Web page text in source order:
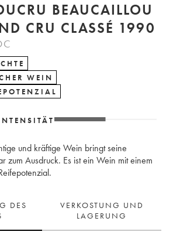
BEAUCAILLOU
CRU CLASSÉ 1990
WEIN
und kräftige Wein bringt seine
zum Ausdruck. Es ist ein Wein mit einem
DES
VERKOSTUNG UND
LAGERUNG